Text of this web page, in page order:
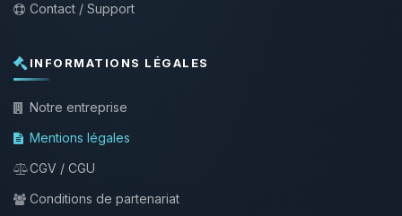
Contact / Support
INFORMATIONS LÉGALES
Notre entreprise
Mentions légales
CGV / CGU
Conditions de partenariat